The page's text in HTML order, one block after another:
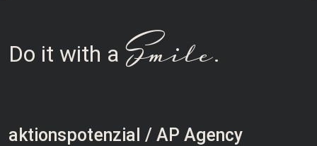
Do it with a Smile.
aktionspotenzial / AP Agency